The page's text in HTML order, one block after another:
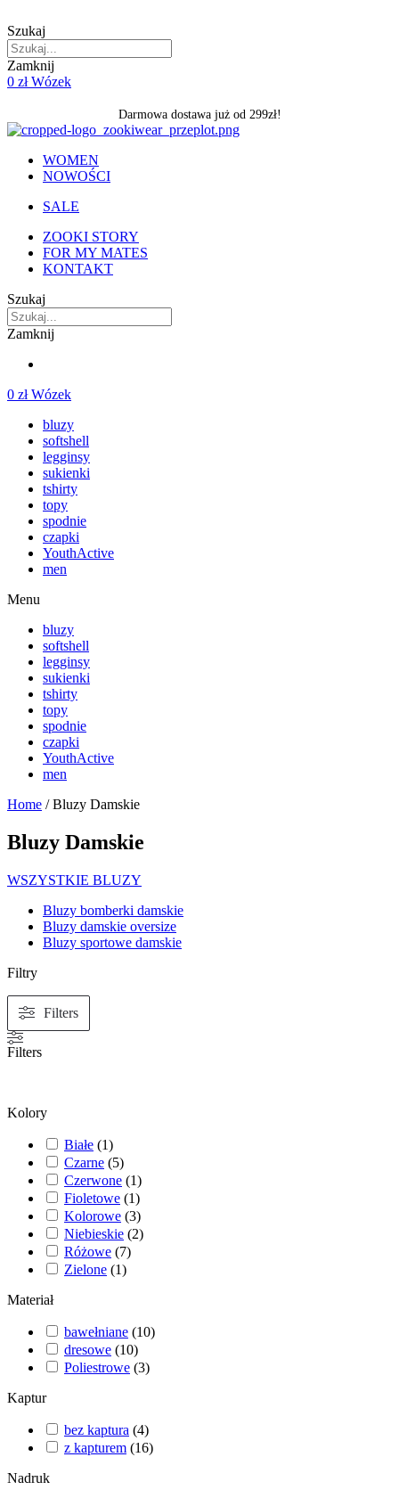
to
content
Szukaj
Zamknij
0 zł Wózek
Darmowa dostawa już od 299zł!
WOMEN
NOWOŚCI
SALE
ZOOKI STORY
FOR MY MATES
KONTAKT
Szukaj
Zamknij
0 zł Wózek
bluzy
softshell
legginsy
sukienki
tshirty
topy
spodnie
czapki
YouthActive
men
Menu
bluzy
softshell
legginsy
sukienki
tshirty
topy
spodnie
czapki
YouthActive
men
Home / Bluzy Damskie
Bluzy Damskie
WSZYSTKIE BLUZY
Bluzy bomberki damskie
Bluzy damskie oversize
Bluzy sportowe damskie
Filtry
Filters
Filters
Kolory
Białe (1)
Czarne (5)
Czerwone (1)
Fioletowe (1)
Kolorowe (3)
Niebieskie (2)
Różowe (7)
Zielone (1)
Materiał
bawełniane (10)
dresowe (10)
Poliestrowe (3)
Kaptur
bez kaptura (4)
z kapturem (16)
Nadruk